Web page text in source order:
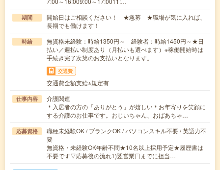
期間
開始日はご相談ください！ ★急募 ★職場が気に入れば、
長期でも働けます！
時給
無資格未経験：時給1350円～ 経験者：時給1450円～★日
払い／週払い制度あり（月払いも選べます）※稼働開始時は
手続き完了次第のお支払いとなります。
交通費
交通費全額支給※規定有
仕事内容
介護関連
＊入居者の方の「ありがとう」が嬉しい＊お年寄りを笑顔に
する介護のお仕事です。おじいちゃん、おばあちゃ…
応募資格
職種未経験OK / ブランクOK / パソコンスキル不要 / 英語力不
要
無資格・未経験OK年齢不問★10名以上採用予定★履歴書は
不要です▽応募後の流れ1)翌営業日までに担当…